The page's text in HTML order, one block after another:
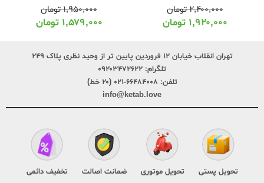
۲,۴۰۰,۰۰۰تومان
۱,۹۲۰,۰۰۰ تومان
۱,۹۵۰,۰۰۰تومان
۱,۵۷۹,۰۰۰ تومان
تهران انقلاب خیابان ۱۲ فروردین پایین تر از وحید نظری پلاک ۲۴۹
تلگرام: ۰۹۲۰۳۴۷۲۶۲۲
تلفن: ۶۶۴۸۴۰۰۸-۰۲۱ (۲۰ خط)
info@ketab.love
تحویل پستی تحویل موتوری ضمانت اصالت تخفیف دائمی